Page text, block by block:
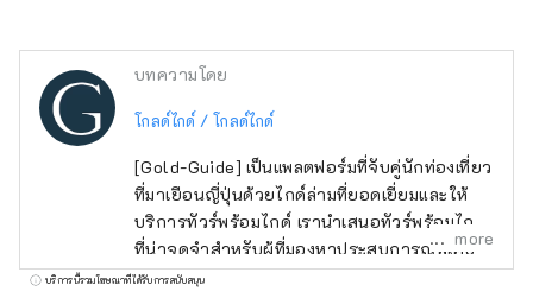
บทความโดย
โกลด์ไกด์ / โกลด์ไกด์
[Gold-Guide] เป็นแพลตฟอร์มที่จับคู่นักท่องเที่ยว
ที่มาเยือนญี่ปุ่นด้วยไกด์ล่ามที่ยอดเยี่ยมและให้
บริการทัวร์พร้อมไกด์ เรานำเสนอทัวร์พร้อมไกด์
ที่น่าจดจำสำหรับผู้ที่มองหาประสบการณ์พิเศษ
ในญี่ปุ่น นำเสน่ห์ของญี่ปุ่นมาสู่ทุกคนทั่วโลก
more
บริการนี้รวมโฆษณาที่ได้รับการสนับสนุน